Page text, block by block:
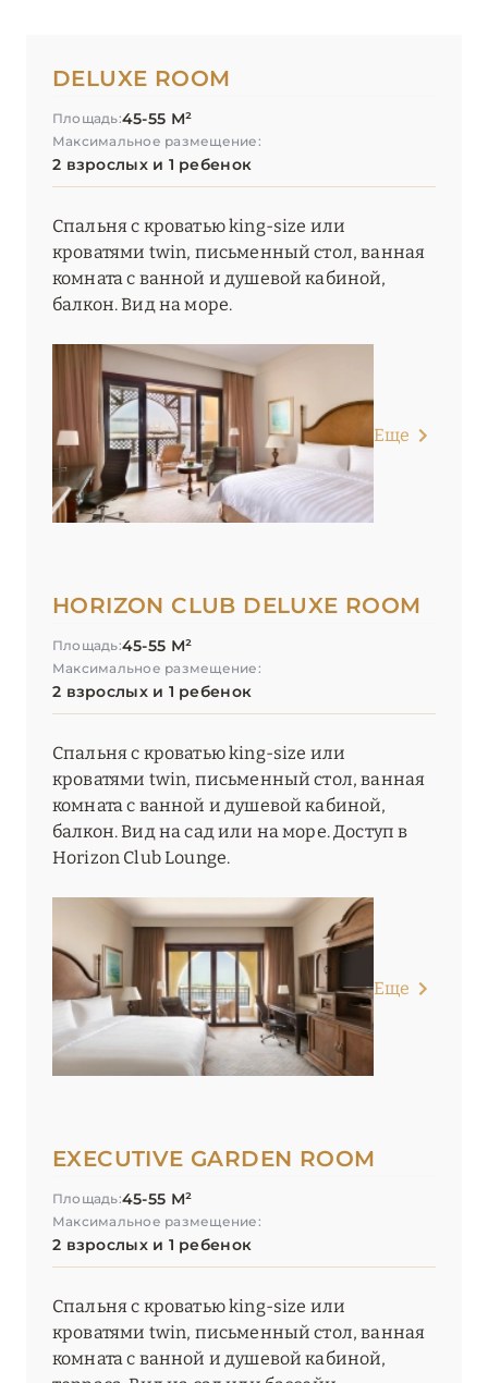
DELUXE ROOM
Площадь:45-55 М²
Максимальное размещение:
2 взрослых и 1 ребенок
Спальня с кроватью king-size или
кроватями twin, письменный стол, ванная
комната с ванной и душевой кабиной,
балкон. Вид на море.
Еще
HORIZON CLUB DELUXE ROOM
Площадь:45-55 М²
Максимальное размещение:
2 взрослых и 1 ребенок
Спальня с кроватью king-size или
кроватями twin, письменный стол, ванная
комната с ванной и душевой кабиной,
балкон. Вид на сад или на море. Доступ в
Horizon Club Lounge.
Еще
EXECUTIVE GARDEN ROOM
Площадь:45-55 М²
Максимальное размещение:
2 взрослых и 1 ребенок
Спальня с кроватью king-size или
кроватями twin, письменный стол, ванная
комната с ванной и душевой кабиной,